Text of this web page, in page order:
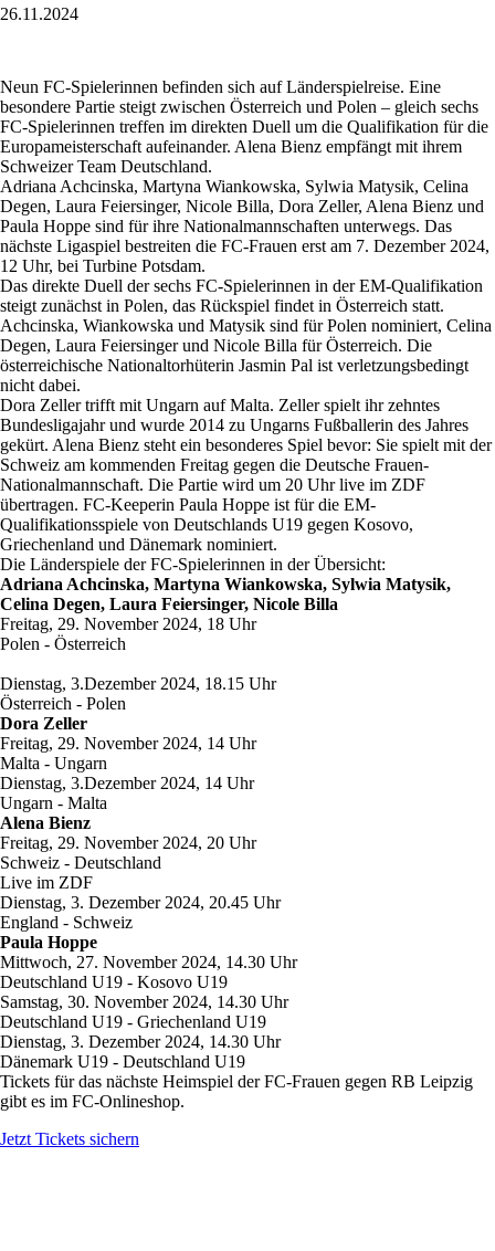
26.11.2024
Neun FC-Spielerinnen befinden sich auf Länderspielreise. Eine
besondere Partie steigt zwischen Österreich und Polen – gleich sechs
FC-Spielerinnen treffen im direkten Duell um die Qualifikation für die
Europameisterschaft aufeinander. Alena Bienz empfängt mit ihrem
Schweizer Team Deutschland.
Adriana Achcinska, Martyna Wiankowska, Sylwia Matysik, Celina
Degen, Laura Feiersinger, Nicole Billa, Dora Zeller, Alena Bienz und
Paula Hoppe sind für ihre Nationalmannschaften unterwegs. Das
nächste Ligaspiel bestreiten die FC-Frauen erst am 7. Dezember 2024,
12 Uhr, bei Turbine Potsdam.
Das direkte Duell der sechs FC-Spielerinnen in der EM-Qualifikation
steigt zunächst in Polen, das Rückspiel findet in Österreich statt.
Achcinska, Wiankowska und Matysik sind für Polen nominiert, Celina
Degen, Laura Feiersinger und Nicole Billa für Österreich. Die
österreichische Nationaltorhüterin Jasmin Pal ist verletzungsbedingt
nicht dabei.
Dora Zeller trifft mit Ungarn auf Malta. Zeller spielt ihr zehntes
Bundesligajahr und wurde 2014 zu Ungarns Fußballerin des Jahres
gekürt. Alena Bienz steht ein besonderes Spiel bevor: Sie spielt mit der
Schweiz am kommenden Freitag gegen die Deutsche Frauen-
Nationalmannschaft. Die Partie wird um 20 Uhr live im ZDF
übertragen. FC-Keeperin Paula Hoppe ist für die EM-
Qualifikationsspiele von Deutschlands U19 gegen Kosovo,
Griechenland und Dänemark nominiert.
Die Länderspiele der FC-Spielerinnen in der Übersicht:
Adriana Achcinska, Martyna Wiankowska, Sylwia Matysik,
Celina Degen, Laura Feiersinger, Nicole Billa
Freitag, 29. November 2024, 18 Uhr
Polen - Österreich
Dienstag, 3.Dezember 2024, 18.15 Uhr
Österreich - Polen
Dora Zeller
Freitag, 29. November 2024, 14 Uhr
Malta - Ungarn
Dienstag, 3.Dezember 2024, 14 Uhr
Ungarn - Malta
Alena Bienz
Freitag, 29. November 2024, 20 Uhr
Schweiz - Deutschland
Live im ZDF
Dienstag, 3. Dezember 2024, 20.45 Uhr
England - Schweiz
Paula Hoppe
Mittwoch, 27. November 2024, 14.30 Uhr
Deutschland U19 - Kosovo U19
Samstag, 30. November 2024, 14.30 Uhr
Deutschland U19 - Griechenland U19
Dienstag, 3. Dezember 2024, 14.30 Uhr
Dänemark U19 - Deutschland U19
Tickets für das nächste Heimspiel der FC-Frauen gegen RB Leipzig
gibt es im FC-Onlineshop.
Jetzt Tickets sichern